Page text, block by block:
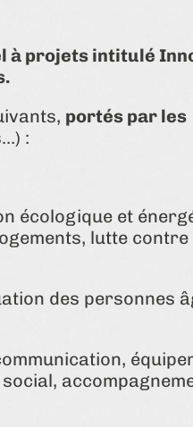
à projets intitulé
portés par les
:
écologique et
lutte contre
des personnes